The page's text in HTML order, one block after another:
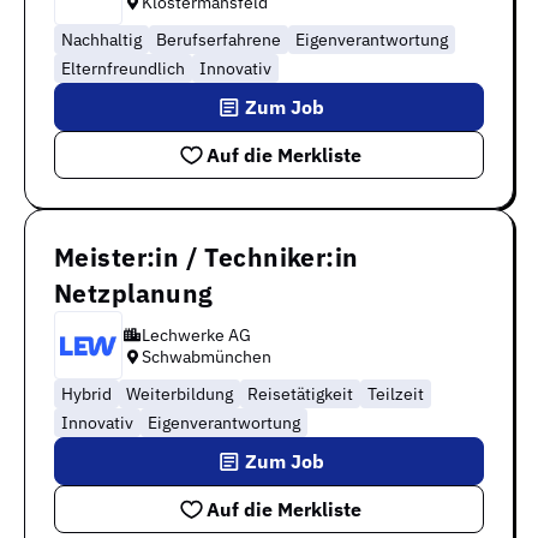
Nachhaltig
Berufserfahrene
Eigenverantwortung
Elternfreundlich
Innovativ
Auf die Merkliste
Zum Job
Meister:in / Techniker:in
Netzplanung
Lechwerke AG
Schwabmünchen
Hybrid
Weiterbildung Reisetätigkeit
Teilzeit
Innovativ
Eigenverantwortung
Auf die Merkliste
Zum Job